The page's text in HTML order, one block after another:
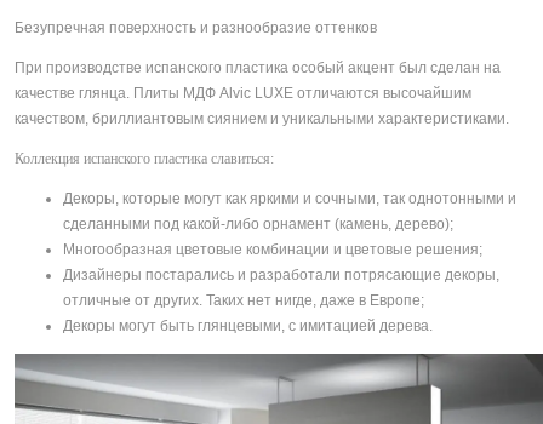
Безупречная поверхность и разнообразие оттенков
При производстве испанского пластика особый акцент был сделан на
качестве глянца. Плиты МДФ Alvic LUXE отличаются высочайшим
качеством, бриллиантовым сиянием и уникальными характеристиками.
Коллекция испанского пластика славиться:
Декоры, которые могут как яркими и сочными, так однотонными и
сделанными под какой-либо орнамент (камень, дерево);
Многообразная цветовые комбинации и цветовые решения;
Дизайнеры постарались и разработали потрясающие декоры,
отличные от других. Таких нет нигде, даже в Европе;
Декоры могут быть глянцевыми, с имитацией дерева.